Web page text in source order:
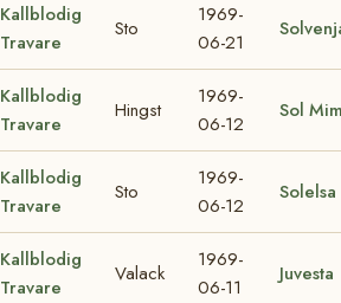
Kallblodig
Travare
Sto
1969-
06-21
Kallblodig
Travare
Hingst
1969-
06-12
Sol
Kallblodig
Travare
Sto
1969-
06-12
Solelsa
Kallblodig
Travare
Valack
1969-
06-11
Juvesta